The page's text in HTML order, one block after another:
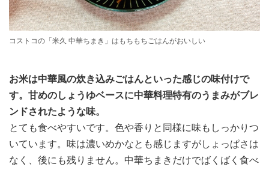
コストコの「米久 中華ちまき」はもちもちごはんがおいしい
お米は中華風の炊き込みごはんといった感じの味付けで
す。甘めのしょうゆベースに中華料理特有のうまみがブレ
ンドされたような味。
とても食べやすいです。色や香りと同様に味もしっかりつ
いています。味は濃いめかなとも感じますがしょっぱさは
なく、後にも残りません。中華ちまきだけでばくばく食べ